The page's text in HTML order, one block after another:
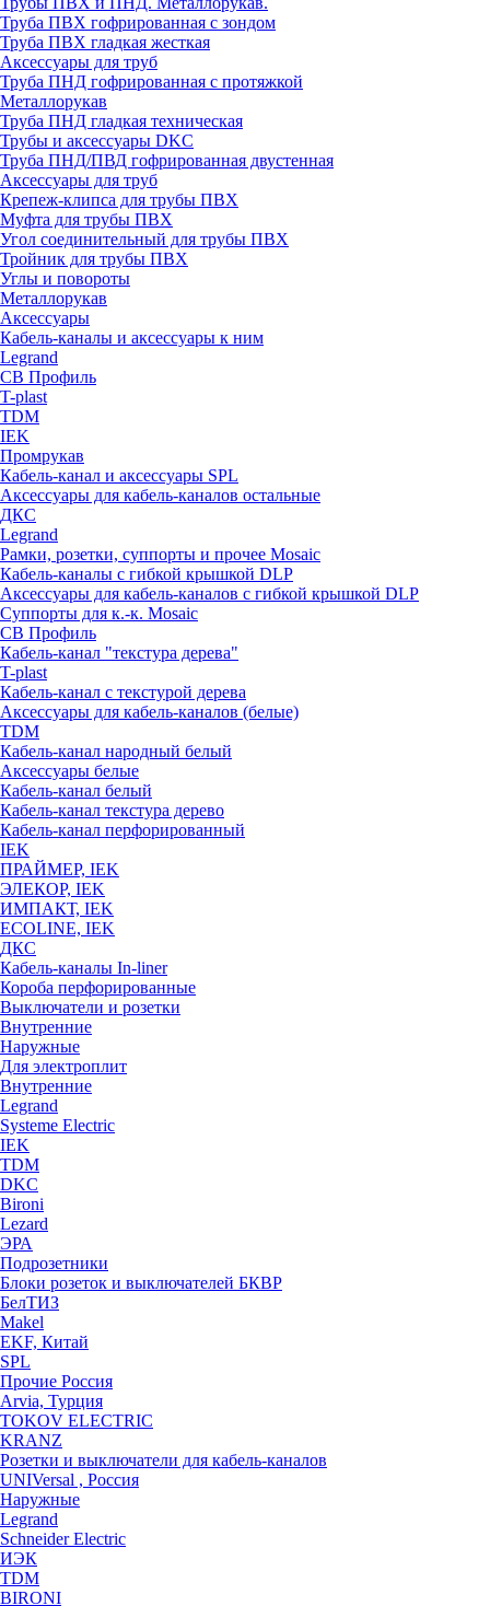
Труба ПВХ гофрированная с зондом
Труба ПВХ гладкая жесткая
Аксессуары для труб
Труба ПНД гофрированная с протяжкой
Металлорукав
Труба ПНД гладкая техническая
Трубы и аксессуары DKC
Труба ПНД/ПВД гофрированная двустенная
Аксессуары для труб
Крепеж-клипса для трубы ПВХ
Муфта для трубы ПВХ
Угол соединительный для трубы ПВХ
Тройник для трубы ПВХ
Углы и повороты
Металлорукав
Аксессуары
Кабель-каналы и аксессуары к ним
Legrand
СВ Профиль
T-plast
TDM
IEK
Промрукав
Кабель-канал и аксессуары SPL
Аксессуары для кабель-каналов остальные
ДКС
Legrand
Рамки, розетки, суппорты и прочее Mosaic
Кабель-каналы с гибкой крышкой DLP
Аксессуары для кабель-каналов с гибкой крышкой DLP
Суппорты для к.-к. Mosaic
СВ Профиль
Кабель-канал "текстура дерева"
T-plast
Кабель-канал с текстурой дерева
Аксессуары для кабель-каналов (белые)
TDM
Кабель-канал народный белый
Аксессуары белые
Кабель-канал белый
Кабель-канал текстура дерево
Кабель-канал перфорированный
IEK
ПРАЙМЕР, IEK
ЭЛЕКОР, IEK
ИМПАКТ, IEK
ECOLINE, IEK
ДКС
Кабель-каналы In-liner
Короба перфорированные
Выключатели и розетки
Внутренние
Наружные
Для электроплит
Внутренние
Legrand
Systeme Electric
IEK
TDM
DKC
Bironi
Lezard
ЭРА
Подрозетники
Блоки розеток и выключателей БКВР
БелТИЗ
Makel
EKF, Китай
SPL
Прочие Россия
Arvia, Турция
TOKOV ELECTRIC
KRANZ
Розетки и выключатели для кабель-каналов
UNIVersal , Россия
Наружные
Legrand
Schneider Electric
ИЭК
TDM
BIRONI